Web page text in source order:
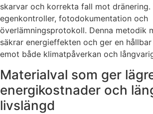
skarvar och korrekta fall mot
egenkontroller, fotodokumentation och
överlämningsprotokoll. Denna metodik
säkrar energieffekten och ger en
emot både klimatpåverkan och
Materialval som ger
energikostnader och
livslängd